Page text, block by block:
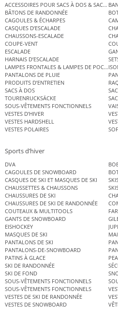
ACCESSOIRES POUR SACS À DOS & SACS
BÂTONS DE RANDONNÉE
CAGOULES & ÉCHARPES
CASQUES D’ESCALADE
CHAUSSONS-ESCALADE
COUPE-VENT
ESCALADE
HARNAIS D’ESCALADE
LAMPES FRONTALES & LAMPES DE POCHE
PANTALONS DE PLUIE
PRODUITS D’ENTRETIEN
SACS À DOS
TOURENRUCKSÄCKE
SOUS-VÊTEMENTS FONCTIONNELS
VESTES D’HIVER
VESTES HARDSHELL
VESTES POLAIRES
Sports d’hiver
DVA
CAGOULES DE SNOWBOARD
CASQUES DE SKI ET MASQUES DE SKI
CHAUSSETTES & CHAUSSONS
CHAUSSURES DE SKI
CHAUSSURES DE SKI DE RANDONNÉE
COUTEAUX & MULTITOOLS
GANTS DE SNOWBOARD
EISHOCKEY
MASQUES DE SKI
PANTALONS DE SKI
PANTALONS-DE-SNOWBOARD
PATINS À GLACE
SKI DE RANDONNÉE
SKI DE FOND
SOUS-VÊTEMENTS FONCTIONNELS
SOUS-VÊTEMENTS FONCTIONNELS
VESTES DE SKI DE RANDONNÉE
VESTES DE SNOWBOARD